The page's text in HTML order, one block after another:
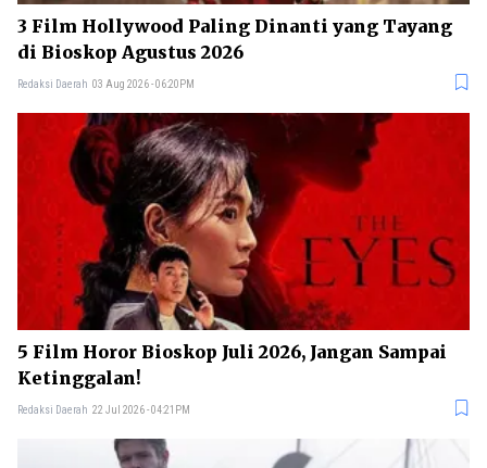
3 Film Hollywood Paling Dinanti yang Tayang
di Bioskop Agustus 2026
Redaksi Daerah 03 Aug 2026 - 06:20PM
5 Film Horor Bioskop Juli 2026, Jangan Sampai
Ketinggalan!
Redaksi Daerah 22 Jul 2026 - 04:21PM